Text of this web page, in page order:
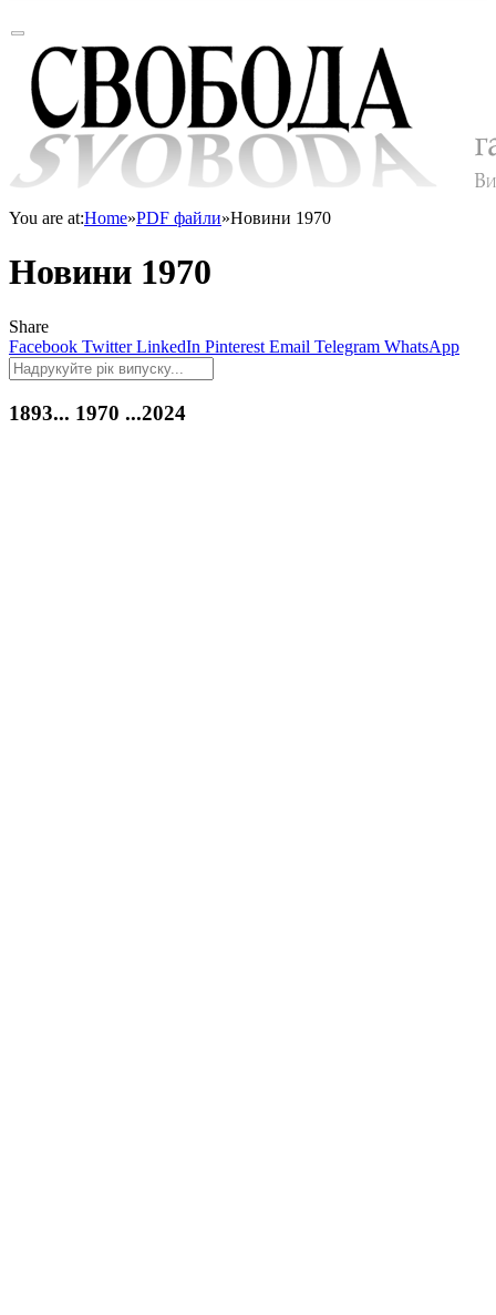
You are at:Home»PDF файли»Новини 1970
Новини 1970
Share
Facebook Twitter LinkedIn Pinterest Email Telegram WhatsApp
1893... 1970 ...2024